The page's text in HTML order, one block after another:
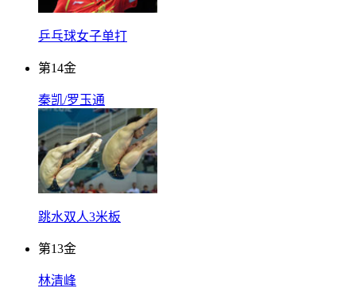
乒乓球女子单打
第14金
秦凯/罗玉通
跳水双人3米板
第13金
林清峰